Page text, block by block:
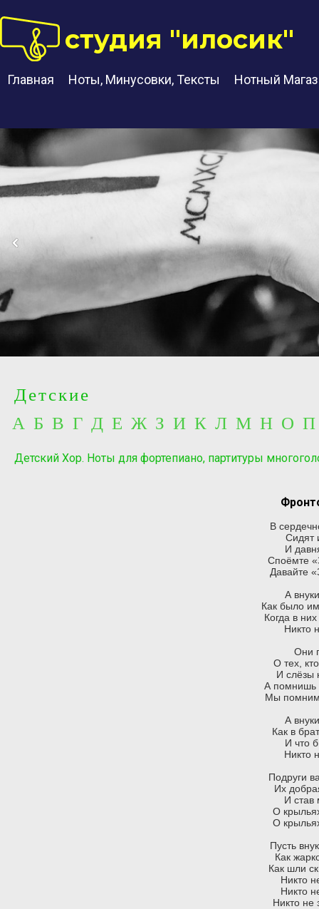
Главная Ноты, Минусовки, Тексты Нотный
студия "илосик"
А Б В Г Д Е Ж З И К Л М Н О
Детские
Детский Хор. Ноты для фортепиано, партитуры
В
Сидят
И
Споёмте
Давайте
А
Как было
Когда в
Никто
Они
О тех,
И слёзы
А помнишь
Мы
А
Как в
И что
Никто
Подруги
Их
И став
О
О
Пусть
Как
Как шли
Никто
Никто
Никто не